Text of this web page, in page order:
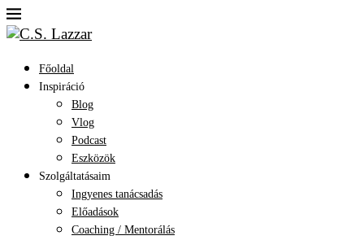
Főoldal
Inspiráció
Blog
Vlog
Podcast
Eszközök
Szolgáltatásaim
Ingyenes tanácsadás
Előadások
Coaching / Mentorálás